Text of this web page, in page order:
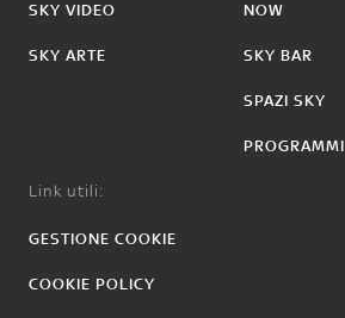
SKY VIDEO
SKY ARTE
NOW
SKY BAR
SPAZI SKY
PROGRAMMI
Link utili:
GESTIONE COOKIE
COOKIE POLICY